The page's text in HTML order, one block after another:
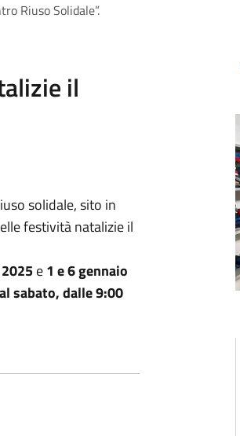
Riuso Solidale”.
il
solidale, sito in
festività natalizie il
e1 e 6 gennaio
sabato, dalle 9:00